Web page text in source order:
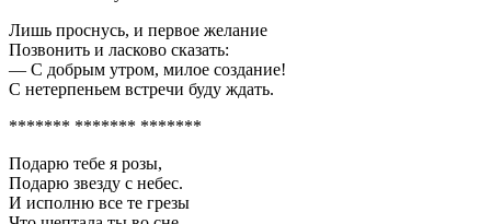
Лишь проснусь, и первое желание
Позвонить и ласково сказать:
— С добрым утром, милое создание!
С нетерпеньем встречи буду ждать.
******* ******* *******
Подарю тебе я розы,
Подарю звезду с небес.
И исполню все те грезы